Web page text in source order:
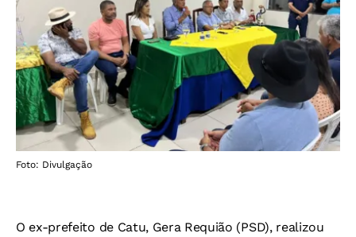
Foto: Divulgação
O ex-prefeito de Catu, Gera Requião (PSD), realizou